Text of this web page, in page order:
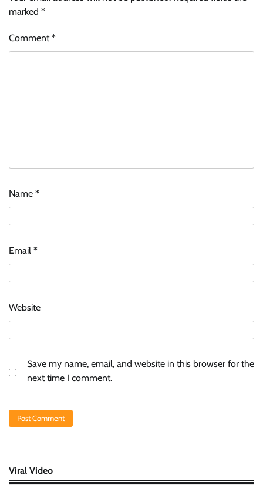
marked *
Comment*
Name *
Email *
Website
Save my name, email, and website in this browser for the
next time I comment.
Viral Video